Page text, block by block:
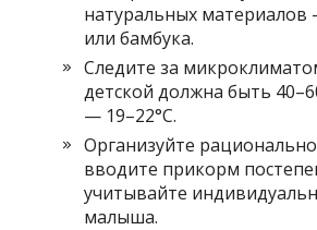
натуральных материалов
или бамбука.
Следите за
детской должна быть
— 19–22°C.
Организуйте
вводите прикорм
учитывайте
малыша.